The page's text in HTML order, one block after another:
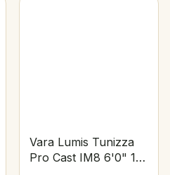
Vara Lumis Tunizza
Pro Cast IM8 6'0" 15-